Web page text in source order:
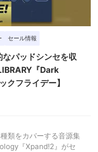
セール情報
なパッドシンセを収
『Dark
フライデー】
種類をカバーする音源集
『Xpand!2』がセ